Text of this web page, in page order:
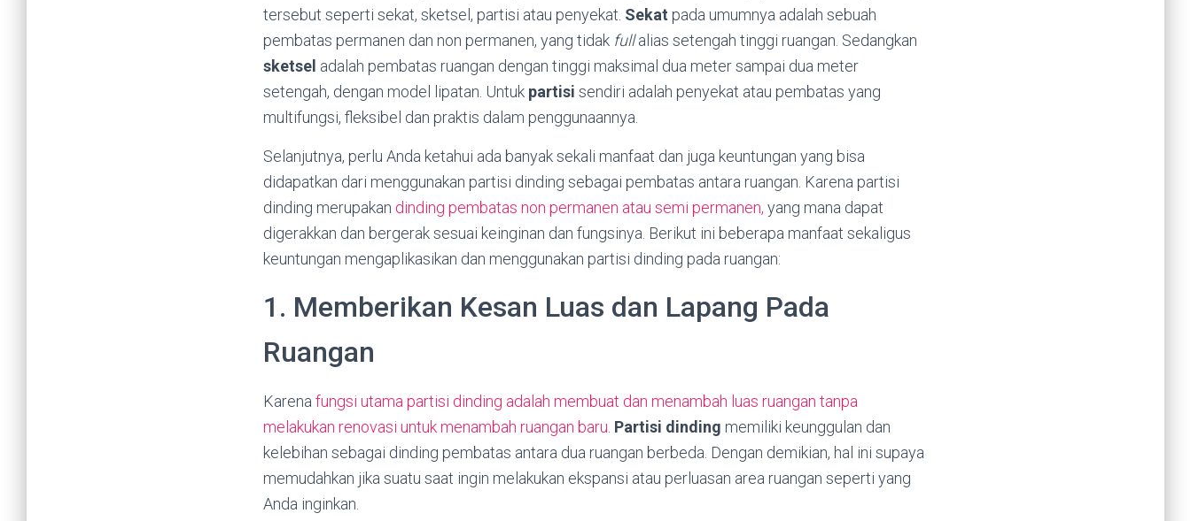
tersebut seperti sekat, sketsel, partisi atau penyekat. Sekat pada umumnya adalah sebuah
pembatas permanen dan non permanen, yang tidak fullalias setengah tinggi ruangan. Sedangkan
sketsel adalah pembatas ruangan dengan tinggi maksimal dua meter sampai dua meter
setengah, dengan model lipatan. Untuk partisi sendiri adalah penyekat atau pembatas yang
multifungsi, fleksibel dan praktis dalam penggunaannya.
Selanjutnya, perlu Anda ketahui ada banyak sekali manfaat dan juga keuntungan yang bisa
didapatkan dari menggunakan partisi dinding sebagai pembatas antara ruangan. Karena partisi
dinding merupakan dinding pembatas non permanen atau semi permanen, yang mana dapat
digerakkan dan bergerak sesuai keinginan dan fungsinya. Berikut ini beberapa manfaat sekaligus
keuntungan mengaplikasikan dan menggunakan partisi dinding pada ruangan:
1. Memberikan Kesan Luas dan Lapang Pada
Ruangan
Karena fungsi utama partisi dinding adalah membuat dan menambah luas ruangan tanpa
melakukan renovasi untuk menambah ruangan baru. Partisi dinding memiliki keunggulan dan
kelebihan sebagai dinding pembatas antara dua ruangan berbeda. Dengan demikian, hal ini supaya
memudahkan jika suatu saat ingin melakukan ekspansi atau perluasan area ruangan seperti yang
Anda inginkan.